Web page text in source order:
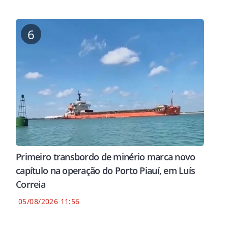
6
Primeiro transbordo de minério marca novo
capítulo na operação do Porto Piauí, em Luís
Correia
05/08/2026 11:56